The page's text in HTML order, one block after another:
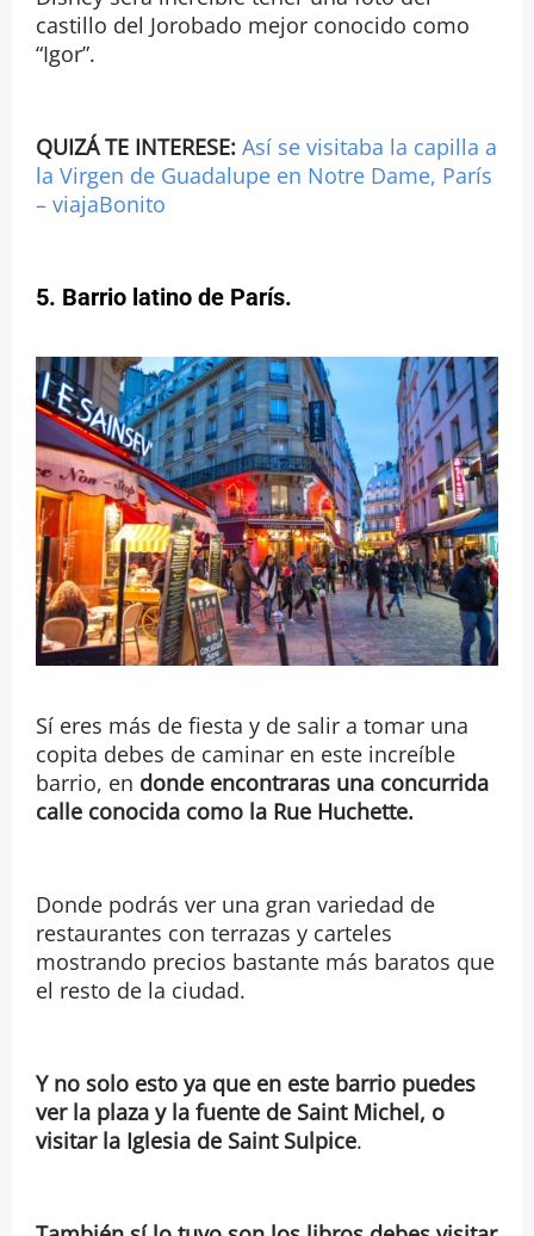
castillo del Jorobado mejor conocido como
“Igor”.
QUIZÁ TE INTERESE: Así se visitaba la capilla a
la Virgen de Guadalupe en Notre Dame, París
– viajaBonito
5. Barrio latino de París.
Sí eres más de fiesta y de salir a tomar una
copita debes de caminar en este increíble
barrio, en donde encontraras una concurrida
calle conocida como la Rue Huchette.
Donde podrás ver una gran variedad de
restaurantes con terrazas y carteles
mostrando precios bastante más baratos que
el resto de la ciudad.
Y no solo esto ya que en este barrio puedes
ver la plaza y la fuente de Saint Michel, o
visitar la Iglesia de Saint Sulpice.